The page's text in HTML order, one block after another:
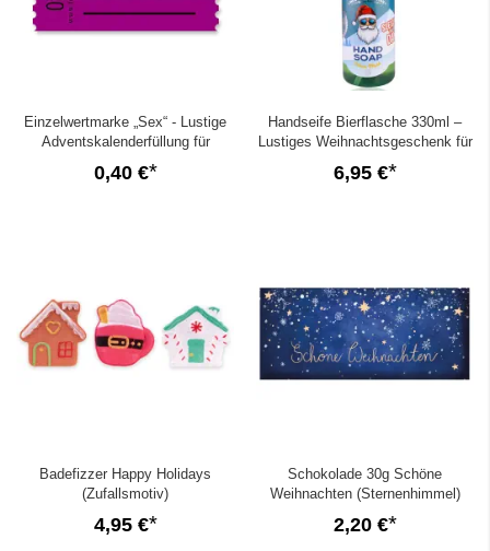
Einzelwertmarke „Sex“ - Lustige
Adventskalenderfüllung für
Erwachsene
0,40 €
Handseife Bierflasche 330ml –
Lustiges Weihnachtsgeschenk für
6,95 €
Badefizzer Happy Holidays
(Zufallsmotiv)
4,95 €
Schokolade 30g Schöne
Weihnachten (Sternenhimmel)
2,20 €